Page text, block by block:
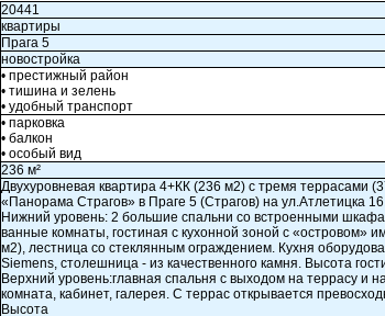
20441
квартиры
Прага 5
новостройка
• престижный район
• тишина и зелень
• удобный транспорт
• парковка
• балкон
• особый вид
236 м²
Двухуровневая квартира 4+КК (236 м2) с тремя террасами
«Панорама Страгов» в Праге 5 (Страгов) на ул.Атлетицка
Нижний уровень: 2 большие спальни со встроенными
ванные комнаты, гостиная с кухонной зоной с «островом»
м2), лестница со стеклянным ограждением. Кухня
Siemens, столешница - из качественного камня. Высота
Верхний уровень:главная спальня с выходом на террасу и
комната, кабинет, галерея. С террас открывается
Высота